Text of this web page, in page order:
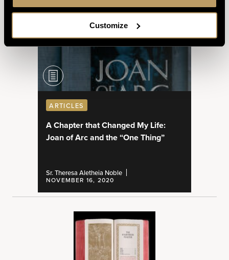
Customize
ARTICLES
A Chapter that Changed My Life:
Joan of Arc and the “One Thing”
Sr. Theresa Aletheia Noble
NOVEMBER 16, 2020